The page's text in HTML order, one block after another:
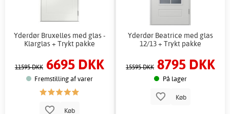
Yderdør Bruxelles med glas -
Klarglas + Trykt pakke
11595 DKK 6695 DKK
Fremstilling af varer
Køb
Yderdør Beatrice med glas
12/13 + Trykt pakke
15595 DKK 8795 DKK
På lager
Køb